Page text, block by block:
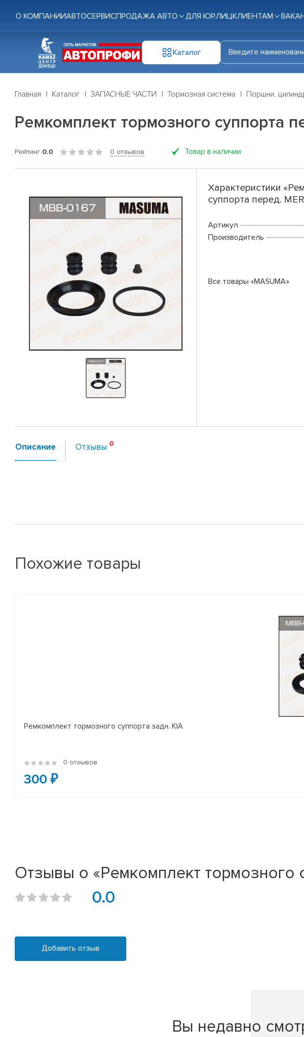
О КОМПАНИИАВТОСЕРВИСПРОДАЖА АВТО ДЛЯ ЮР.ЛИЦКЛИЕНТАМ
Каталог
Главная Каталог ЗАПАСНЫЕ ЧАСТИ Тормозная система Поршни,
Ремкомплект тормозного суппорта
Рейтинг 0.0 0 отзывов Товар в наличии
Характеристики
суппорта перед.
Артикул
Производитель
Все товары «MASUMA»
Описание Отзывы
Похожие товары
Ремкомплект тормозного суппорта задн. KIA
0 отзывов
300 ₽
Отзывы о «Ремкомплект тормозного
0.0
Добавить отзыв
Вы недавно